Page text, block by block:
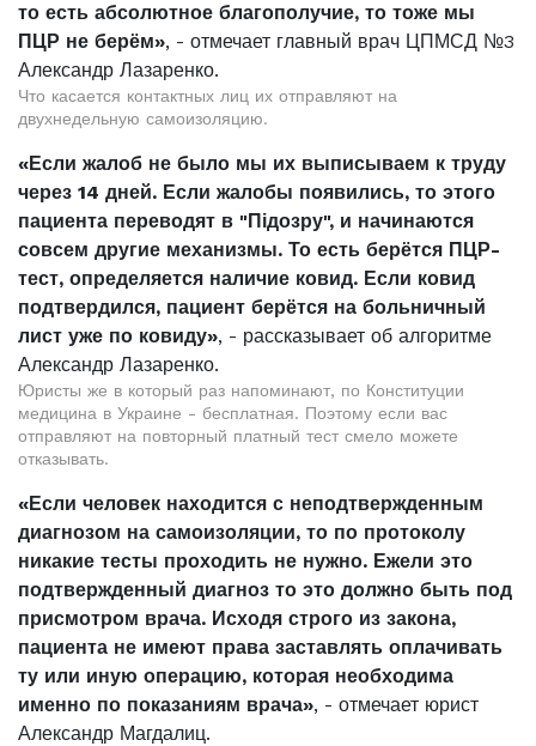
то есть абсолютное благополучие, то тоже мы
ПЦР не берём», - отмечает главный врач ЦПМСД №3
Александр Лазаренко.
Что касается контактных лиц их отправляют на
двухнедельную самоизоляцию.
«Если жалоб не было мы их выписываем к труду
через 14 дней. Если жалобы появились, то этого
пациента переводят в "Підозру", и начинаются
совсем другие механизмы. То есть берётся ПЦР-
тест, определяется наличие ковид. Если ковид
подтвердился, пациент берётся на больничный
лист уже по ковиду», - рассказывает об алгоритме
Александр Лазаренко.
Юристы же в который раз напоминают, по Конституции
медицина в Украине - бесплатная. Поэтому если вас
отправляют на повторный платный тест смело можете
отказывать.
«Если человек находится с неподтвержденным
диагнозом на самоизоляции, то по протоколу
никакие тесты проходить не нужно. Ежели это
подтвержденный диагноз то это должно быть под
присмотром врача. Исходя строго из закона,
пациента не имеют права заставлять оплачивать
ту или иную операцию, которая необходима
именно по показаниям врача», - отмечает юрист
Александр Магдалиц.